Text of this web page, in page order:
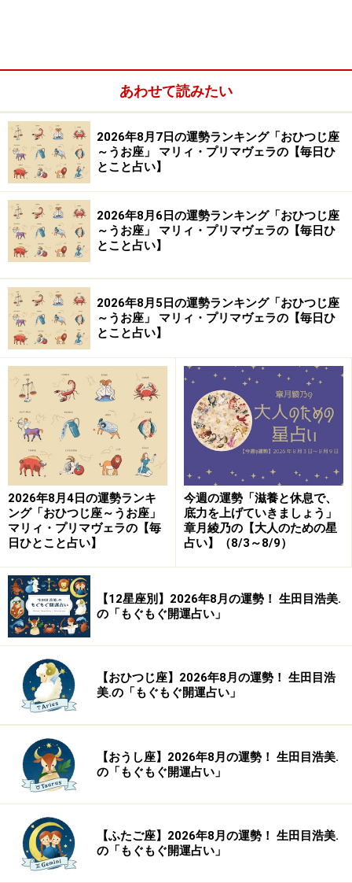
なぜなら、それが、おとめ座生まれの宿命だから。足ら
トに近づくのです。自分を律する心こそが、最高の才能
になるはず。
【処方箋】
・ 泥をかぶる
ここで言う“泥”とは、地道な努力のこと。
また、あなたの先を行く血気盛んなライバルが蹴散らし
てくるもの、時にして、敗北の悔しさも含まれます。最
初から最後まで華々しく進むことは考えにくく、スター
トが順調ならば、途中で中だるみが来るし、最初がぐち
ゃぐちゃならピークが早く、その分、すぐに落ちます。
ままならぬ思いを経て、他の人にはたどり着けない境地
へ向かう宿命を持っているのです。不遇、苦行を歓迎し
ましょう。
・日常の中の才能を生かす
特別な才能開花のネックになるのは、器用さ、のみ込み
の早さです。
あなたは理解力が高く、特に興味がないことでも、1、2
度説明されたらすぐにマスターするでしょう。社会性、
応用力に優れ、どこへ行っても、それなりの成果を上げ
られるのです。これも、才能の発露の1つの形といえそ
う。
夢を追うためのバイトを始めたら、いつの間にか社員に
なっていた……的なズレやすさがあることに気を付けて。
夢の差し替えは、もちろんあり。
※記事内容は執筆時点のものです。最新の内容をご確認くださ
い。
あわせて読みたい
2026年8月7日の運勢ランキング「おひつじ座
～うお座」 マリィ・プリマヴェラの【毎日ひ
とこと占い】
2026年8月6日の運勢ランキング「おひつじ座
～うお座」 マリィ・プリマヴェラの【毎日ひ
とこと占い】
2026年8月5日の運勢ランキング「おひつじ座
～うお座」 マリィ・プリマヴェラの【毎日ひ
とこと占い】
2026年8月4日の運勢ランキ
ング「おひつじ座～うお座」
マリィ・プリマヴェラの【毎
日ひとこと占い】
今週の運勢「滋養と休息で、
底力を上げていきましょう」
章月綾乃の【大人のための星
占い】（8/3～8/9）
【12星座別】2026年8月の運勢！ 生田目浩美.
の「もぐもぐ開運占い」
【おひつじ座】2026年8月の運勢！ 生田目浩
美.の「もぐもぐ開運占い」
【おうし座】2026年8月の運勢！ 生田目浩美.
の「もぐもぐ開運占い」
【ふたご座】2026年8月の運勢！ 生田目浩美.
の「もぐもぐ開運占い」